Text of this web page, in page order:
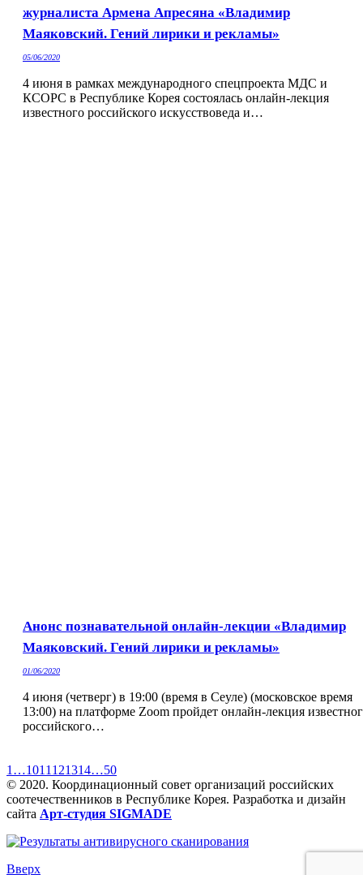
журналиста Армена Апресяна «Владимир
Маяковский. Гений лирики и рекламы»
05/06/2020
4 июня в рамках международного спецпроекта МДС и
КСОРС в Республике Корея состоялась онлайн-лекция
известного российского искусствоведа и…
Анонс познавательной онлайн-лекции «Владимир
Маяковский. Гений лирики и рекламы»
01/06/2020
4 июня (четверг) в 19:00 (время в Сеуле) (московское время
13:00) на платформе Zoom пройдет онлайн-лекция
российского…
1 …1011 121314…50
© 2020. Координационный совет организаций российских
соотечественников в Республике Корея. Разработка и дизайн
сайта Арт-студия SIGMADE
Вверх